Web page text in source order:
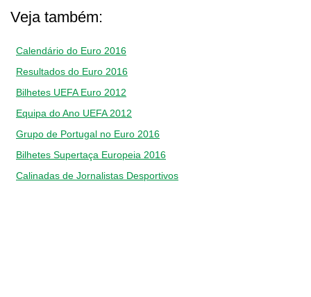
Veja também:
Calendário do Euro 2016
Resultados do Euro 2016
Bilhetes UEFA Euro 2012
Equipa do Ano UEFA 2012
Grupo de Portugal no Euro 2016
Bilhetes Supertaça Europeia 2016
Calinadas de Jornalistas Desportivos